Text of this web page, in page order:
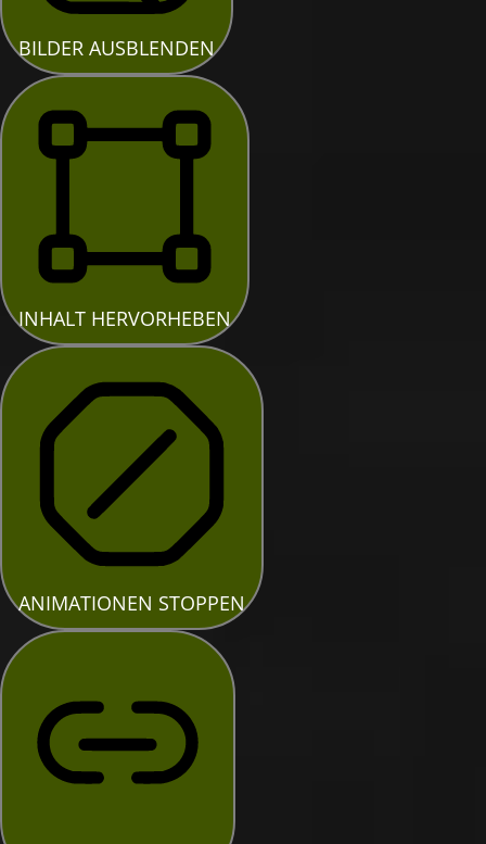
BILDER AUSBLENDEN
INHALT HERVORHEBEN
ANIMATIONEN STOPPEN